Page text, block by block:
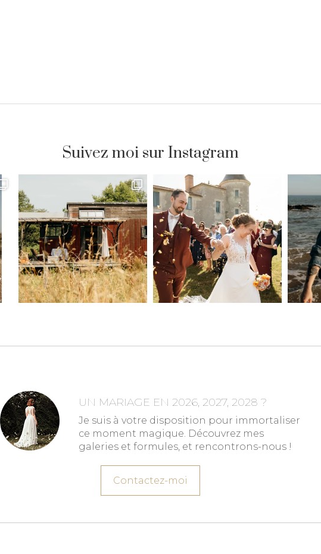
Suivez moi sur Instagram
UN MARIAGE EN 2026, 2027, 2028 ?
Je suis à votre disposition pour immortaliser
ce moment magique. Découvrez mes
galeries et formules, et rencontrons-nous !
Contactez-moi